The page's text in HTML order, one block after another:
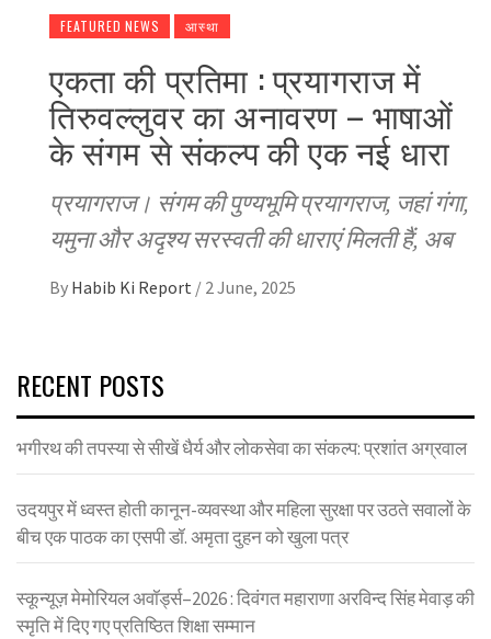
FEATURED NEWS आस्था
एकता की प्रतिमा : प्रयागराज में
तिरुवल्लुवर का अनावरण – भाषाओं
के संगम से संकल्प की एक नई धारा
प्रयागराज। संगम की पुण्यभूमि प्रयागराज, जहां गंगा,
यमुना और अदृश्य सरस्वती की धाराएं मिलती हैं, अब
By Habib Ki Report / 2 June, 2025
RECENT POSTS
भगीरथ की तपस्या से सीखें धैर्य और लोकसेवा का संकल्प: प्रशांत अग्रवाल
उदयपुर में ध्वस्त होती कानून-व्यवस्था और महिला सुरक्षा पर उठते सवालों के
बीच एक पाठक का एसपी डॉ. अमृता दुहन को खुला पत्र
स्कून्यूज़ मेमोरियल अवॉर्ड्स–2026 : दिवंगत महाराणा अरविन्द सिंह मेवाड़ की
स्मृति में दिए गए प्रतिष्ठित शिक्षा सम्मान